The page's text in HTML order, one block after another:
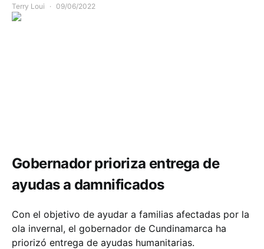
Terry Loui 09/06/2022
Gobernador prioriza entrega de
ayudas a damnificados
Con el objetivo de ayudar a familias afectadas por la
ola invernal, el gobernador de Cundinamarca ha
priorizó entrega de ayudas humanitarias.